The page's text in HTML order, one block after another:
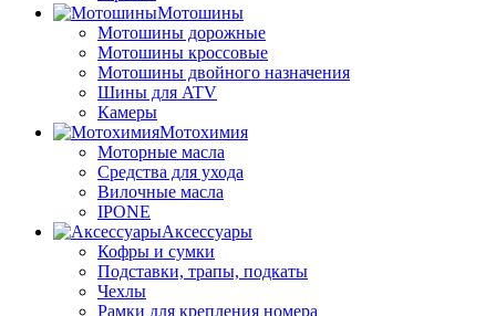
Мотошины
Мотошины дорожные
Мотошины кроссовые
Мотошины двойного назначения
Шины для ATV
Камеры
Мотохимия
Моторные масла
Средства для ухода
Вилочные масла
IPONE
Аксессуары
Кофры и сумки
Подставки, трапы, подкаты
Чехлы
Рамки для крепления номера